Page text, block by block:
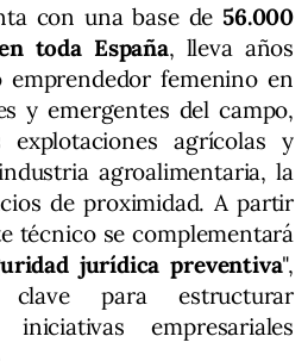
con una base de56.000
toda España, lleva años
femenino en
y emergentes del campo,
agrícolas y
agroalimentaria, la
de proximidad. A partir
técnico se complementará
jurídica preventiva",
clave para estructurar
empresariales